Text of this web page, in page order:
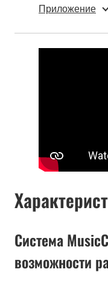
Приложение
Система
возможности